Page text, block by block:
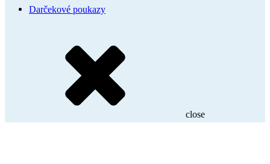
Darčekové poukazy
close